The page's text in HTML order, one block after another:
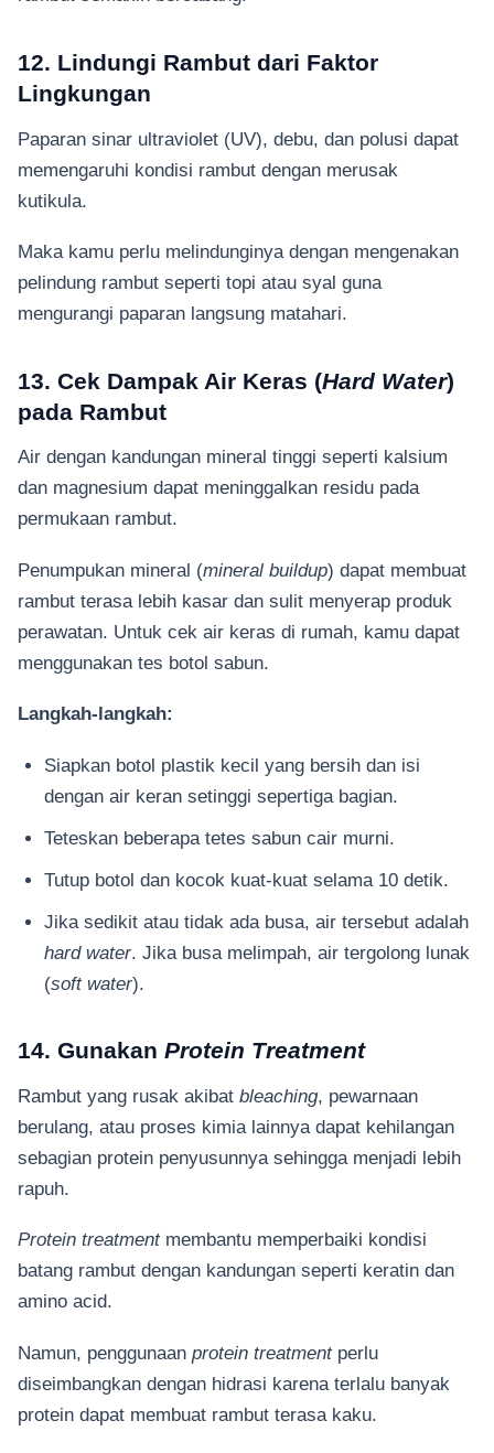
12. Lindungi Rambut dari Faktor
Lingkungan
Paparan sinar ultraviolet (UV), debu, dan polusi dapat
memengaruhi kondisi rambut dengan merusak
kutikula.
Maka kamu perlu melindunginya dengan mengenakan
pelindung rambut seperti topi atau syal guna
mengurangi paparan langsung matahari.
13. Cek Dampak Air Keras (Hard Water)
pada Rambut
Air dengan kandungan mineral tinggi seperti kalsium
dan magnesium dapat meninggalkan residu pada
permukaan rambut.
Penumpukan mineral (mineral buildup) dapat membuat
rambut terasa lebih kasar dan sulit menyerap produk
perawatan. Untuk cek air keras di rumah, kamu dapat
menggunakan tes botol sabun.
Langkah-langkah:
Siapkan botol plastik kecil yang bersih dan isi
dengan air keran setinggi sepertiga bagian.
Teteskan beberapa tetes sabun cair murni.
Tutup botol dan kocok kuat-kuat selama 10 detik.
Jika sedikit atau tidak ada busa, air tersebut adalah
hard water. Jika busa melimpah, air tergolong lunak
(soft water).
14. Gunakan Protein Treatment
Rambut yang rusak akibat bleaching, pewarnaan
berulang, atau proses kimia lainnya dapat kehilangan
sebagian protein penyusunnya sehingga menjadi lebih
rapuh.
Protein treatment membantu memperbaiki kondisi
batang rambut dengan kandungan seperti keratin dan
amino acid.
Namun, penggunaan protein treatment perlu
diseimbangkan dengan hidrasi karena terlalu banyak
protein dapat membuat rambut terasa kaku.